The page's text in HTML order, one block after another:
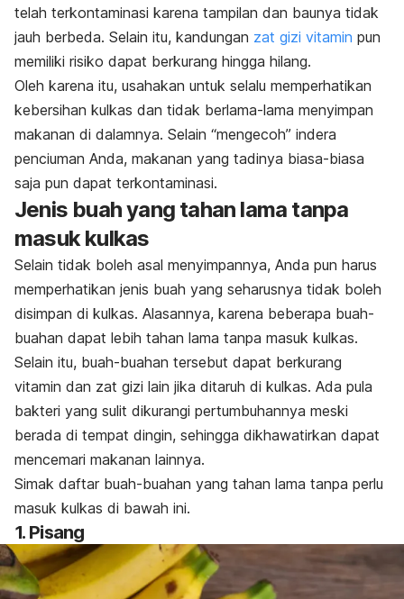
telah terkontaminasi karena tampilan dan baunya tidak
jauh berbeda. Selain itu, kandungan zat gizi vitamin pun
memiliki risiko dapat berkurang hingga hilang.
Oleh karena itu, usahakan untuk selalu memperhatikan
kebersihan kulkas dan tidak berlama-lama menyimpan
makanan di dalamnya. Selain “mengecoh” indera
penciuman Anda, makanan yang tadinya biasa-biasa
saja pun dapat terkontaminasi.
Jenis buah yang tahan lama tanpa
masuk kulkas
Selain tidak boleh asal menyimpannya, Anda pun harus
memperhatikan jenis buah yang seharusnya tidak boleh
disimpan di kulkas. Alasannya, karena beberapa buah-
buahan dapat lebih tahan lama tanpa masuk kulkas.
Selain itu, buah-buahan tersebut dapat berkurang
vitamin dan zat gizi lain jika ditaruh di kulkas. Ada pula
bakteri yang sulit dikurangi pertumbuhannya meski
berada di tempat dingin, sehingga dikhawatirkan dapat
mencemari makanan lainnya.
Simak daftar buah-buahan yang tahan lama tanpa perlu
masuk kulkas di bawah ini.
1. Pisang